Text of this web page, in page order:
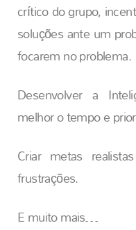
crítico do grupo,
soluções ante um
focarem no problema.
Desenvolver a
melhor o tempo e
Criar metas
frustrações.
E muito mais…